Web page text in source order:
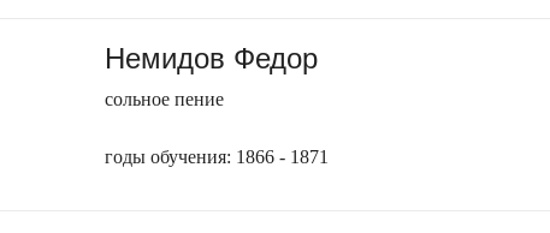
Немидов Федор
сольное пение
годы обучения: 1866 - 1871